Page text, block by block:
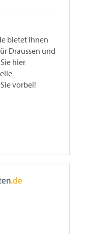
bietet Ihnen
Draussen und
hier
vorbei!